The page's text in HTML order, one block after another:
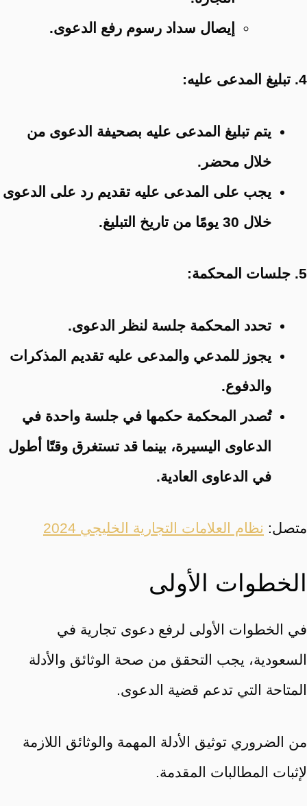
إيصال سداد رسوم رفع الدعوى.
4. تبليغ المدعى عليه:
يتم تبليغ المدعى عليه بصحيفة الدعوى من
خلال محضر.
يجب على المدعى عليه تقديم رد على الدعوى
خلال 30 يومًا من تاريخ التبليغ.
5. جلسات المحكمة:
تحدد المحكمة جلسة لنظر الدعوى.
يجوز للمدعي والمدعى عليه تقديم المذكرات
والدفوع.
تُصدر المحكمة حكمها في جلسة واحدة في
الدعاوى اليسيرة، بينما قد تستغرق وقتًا أطول
في الدعاوى العادية.
متصل: نظام العلامات التجارية الخليجي 2024
الخطوات الأولى
في الخطوات الأولى لرفع دعوى تجارية في
السعودية، يجب التحقق من صحة الوثائق والأدلة
المتاحة التي تدعم قضية الدعوى.
من الضروري توثيق الأدلة المهمة والوثائق اللازمة
لإثبات المطالبات المقدمة.